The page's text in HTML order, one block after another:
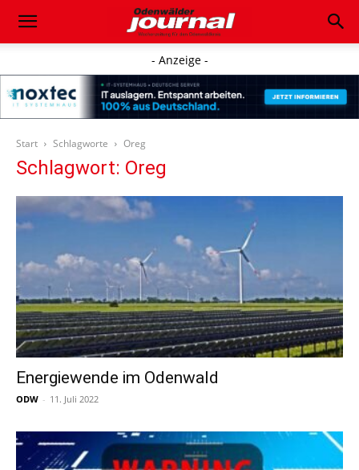
- Anzeige -
Start Schlagworte Oreg
Schlagwort: Oreg
Energiewende im Odenwald
ODW - 11. Juli 2022